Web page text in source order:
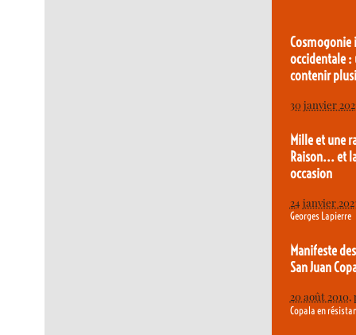
Cosmogonie
occidentale
contenir
30 janvier
Mille et une
Raison... et
occasion
24 janvier
Georges Lapierre
Manifeste
San Juan
20 août 2010,
Copala en